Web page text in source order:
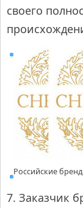
своего
Российские
7. Заказчик